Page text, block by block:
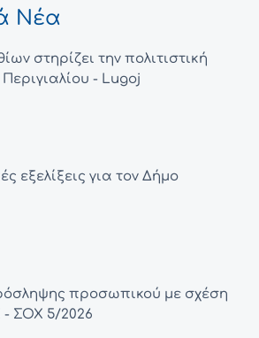
Νέα
στηρίζει την πολιτιστική
- Lugoj
εξελίξεις για τον Δήμο
προσωπικού με σχέση
- ΣΟΧ 5/2026